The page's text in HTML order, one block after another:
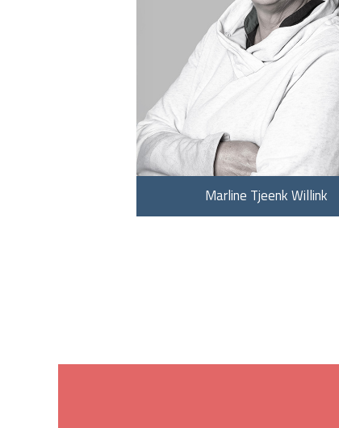
Marline Tjeenk Willink